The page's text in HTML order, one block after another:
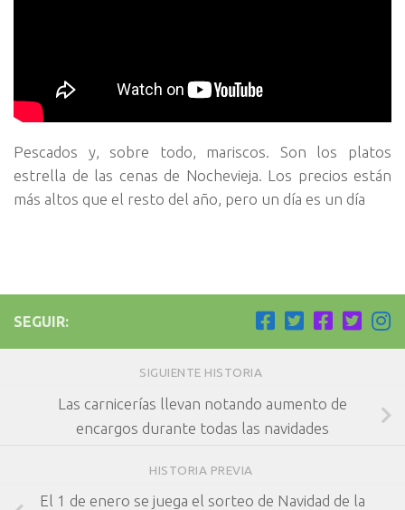
Pescados y, sobre todo, mariscos. Son los platos
estrella de las cenas de Nochevieja. Los precios están
más altos que el resto del año, pero un día es un día
SEGUIR:
SIGUIENTE HISTORIA
Las carnicerías llevan notando aumento de
encargos durante todas las navidades
HISTORIA PREVIA
El 1 de enero se juega el sorteo de Navidad de la